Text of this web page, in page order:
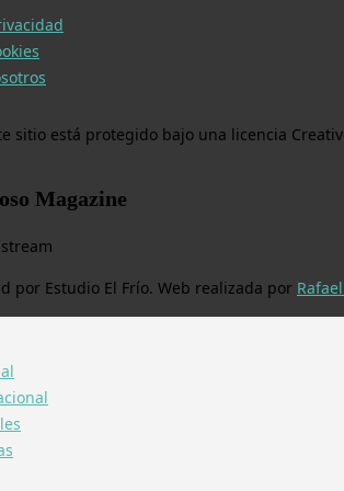
sitio está protegido bajo una licencia
Magazine
por Estudio El Frío. Web realizada por